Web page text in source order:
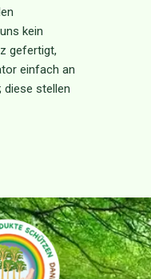
kein
gefertigt,
einfach an
diese stellen